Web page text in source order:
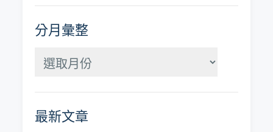
分月彙整
分
整
最新文章